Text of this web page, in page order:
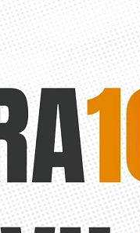
El Orihuela logra
provisional
29/11/2014 Diario de
El equipo de Juan
fue expulsado el